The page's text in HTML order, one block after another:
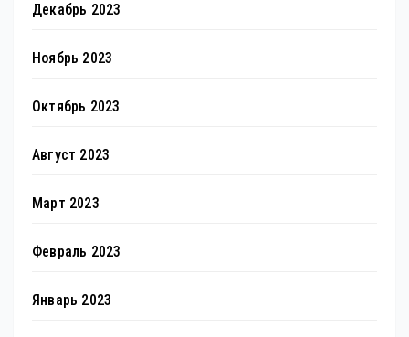
Декабрь 2023
Ноябрь 2023
Октябрь 2023
Август 2023
Март 2023
Февраль 2023
Январь 2023